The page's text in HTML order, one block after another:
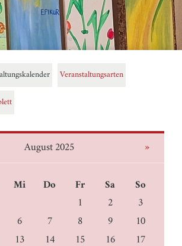
Veranstaltungsarten
August 2025 »
Mi Do Fr Sa
So
1
2 3
6 7 8 9 10
13 14 15 16 17